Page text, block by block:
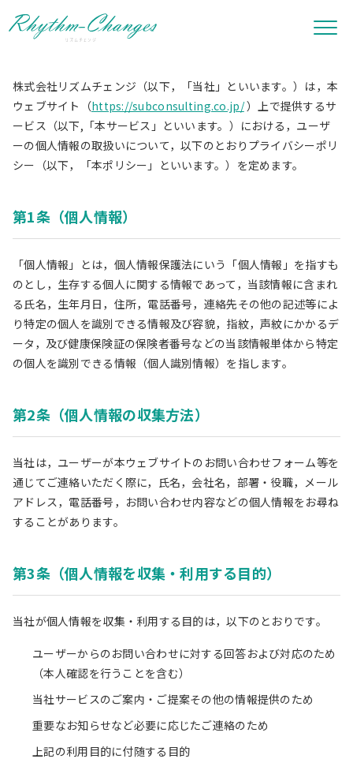
to
プライバシーポリシー
株式会社リズムチェンジ（以下，「当社」といいます。）は，本
ウェブサイト（https://subconsulting.co.jp/）上で提供するサ
ービス（以下,「本サービス」といいます。）における，ユーザ
ーの個人情報の取扱いについて，以下のとおりプライバシーポリ
シー（以下，「本ポリシー」といいます。）を定めます。
第1条（個人情報）
「個人情報」とは，個人情報保護法にいう「個人情報」を指すも
のとし，生存する個人に関する情報であって，当該情報に含まれ
る氏名，生年月日，住所，電話番号，連絡先その他の記述等によ
り特定の個人を識別できる情報及び容貌，指紋，声紋にかかるデ
ータ，及び健康保険証の保険者番号などの当該情報単体から特定
の個人を識別できる情報（個人識別情報）を指します。
第2条（個人情報の収集方法）
当社は，ユーザーが本ウェブサイトのお問い合わせフォーム等を
通じてご連絡いただく際に，氏名，会社名，部署・役職，メール
アドレス，電話番号，お問い合わせ内容などの個人情報をお尋ね
することがあります。
第3条（個人情報を収集・利用する目的）
当社が個人情報を収集・利用する目的は，以下のとおりです。
ユーザーからのお問い合わせに対する回答および対応のため
（本人確認を行うことを含む）
当社サービスのご案内・ご提案その他の情報提供のため
重要なお知らせなど必要に応じたご連絡のため
上記の利用目的に付随する目的